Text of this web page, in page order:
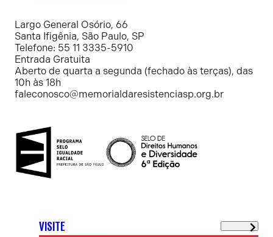
Resistência
Largo General Osório, 66
Santa Ifigênia, São Paulo, SP
Telefone: 55 11 3335-5910
Entrada Gratuita
Aberto de quarta a segunda (fechado às terças), das
10h às 18h
faleconosco@memorialdaresistenciasp.org.br
VISITE